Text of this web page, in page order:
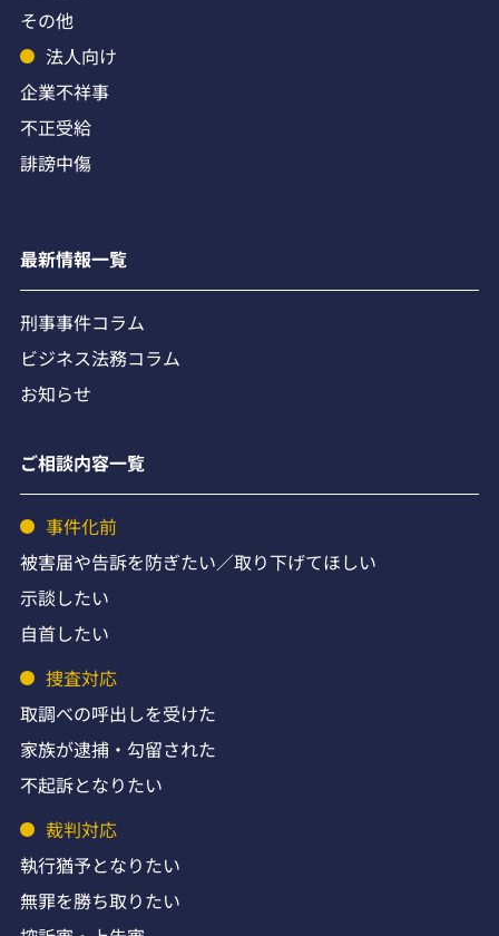
その他
法人向け
企業不祥事
不正受給
誹謗中傷
最新情報一覧
刑事事件コラム
ビジネス法務コラム
お知らせ
ご相談内容一覧
事件化前
被害届や告訴を防ぎたい／取り下げてほしい
示談したい
自首したい
捜査対応
取調べの呼出しを受けた
家族が逮捕・勾留された
不起訴となりたい
裁判対応
執行猶予となりたい
無罪を勝ち取りたい